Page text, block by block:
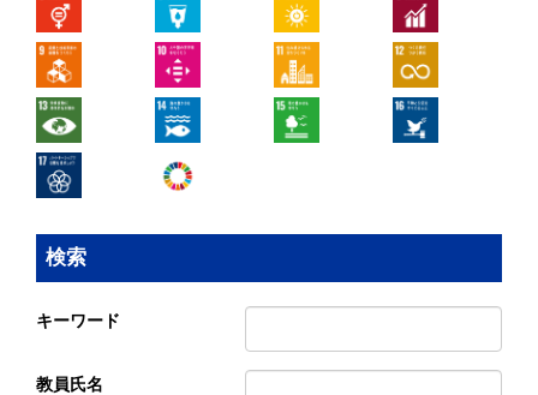
検索
キーワード
教員氏名